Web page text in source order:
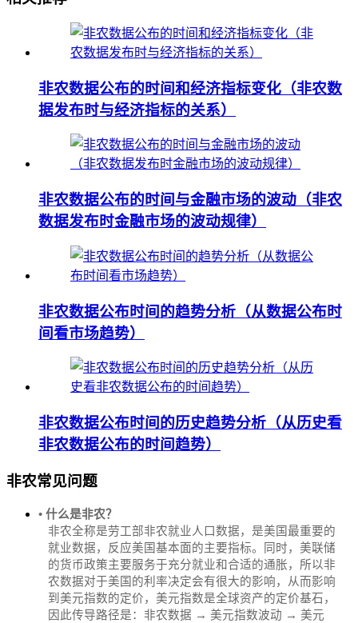
非农数据公布的时间和经济指标变化（非农数
据发布时与经济指标的关系）
非农数据公布的时间与金融市场的波动（非农
数据发布时金融市场的波动规律）
非农数据公布时间的趋势分析（从数据公布时
间看市场趋势）
非农数据公布时间的历史趋势分析（从历史看
非农数据公布的时间趋势）
非农常见问题
• 什么是非农？
非农全称是劳工部非农就业人口数据，是美国最重要的
就业数据，反应美国基本面的主要指标。同时，美联储
的货币政策主要服务于充分就业和合适的通胀，所以非
农数据对于美国的利率决定会有很大的影响，从而影响
到美元指数的定价，美元指数是全球资产的定价基石，
因此传导路径是：非农数据 → 美元指数波动 → 美元